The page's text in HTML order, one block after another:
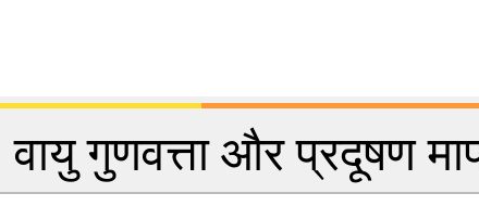
वायु गुणवत्ता और प्रदूषण